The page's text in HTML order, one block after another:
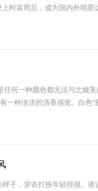
时装周后，成为国内外明星
何一种颜色都无法与之媲美
一种淡淡的清香感觉。白色“
子，穿衣打扮年轻得很。谁